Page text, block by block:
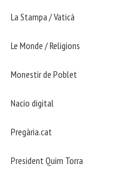
La Stampa / Vaticà
Le Monde / Religions
Monestir de Poblet
Nacio digital
Pregària.cat
President Quim Torra